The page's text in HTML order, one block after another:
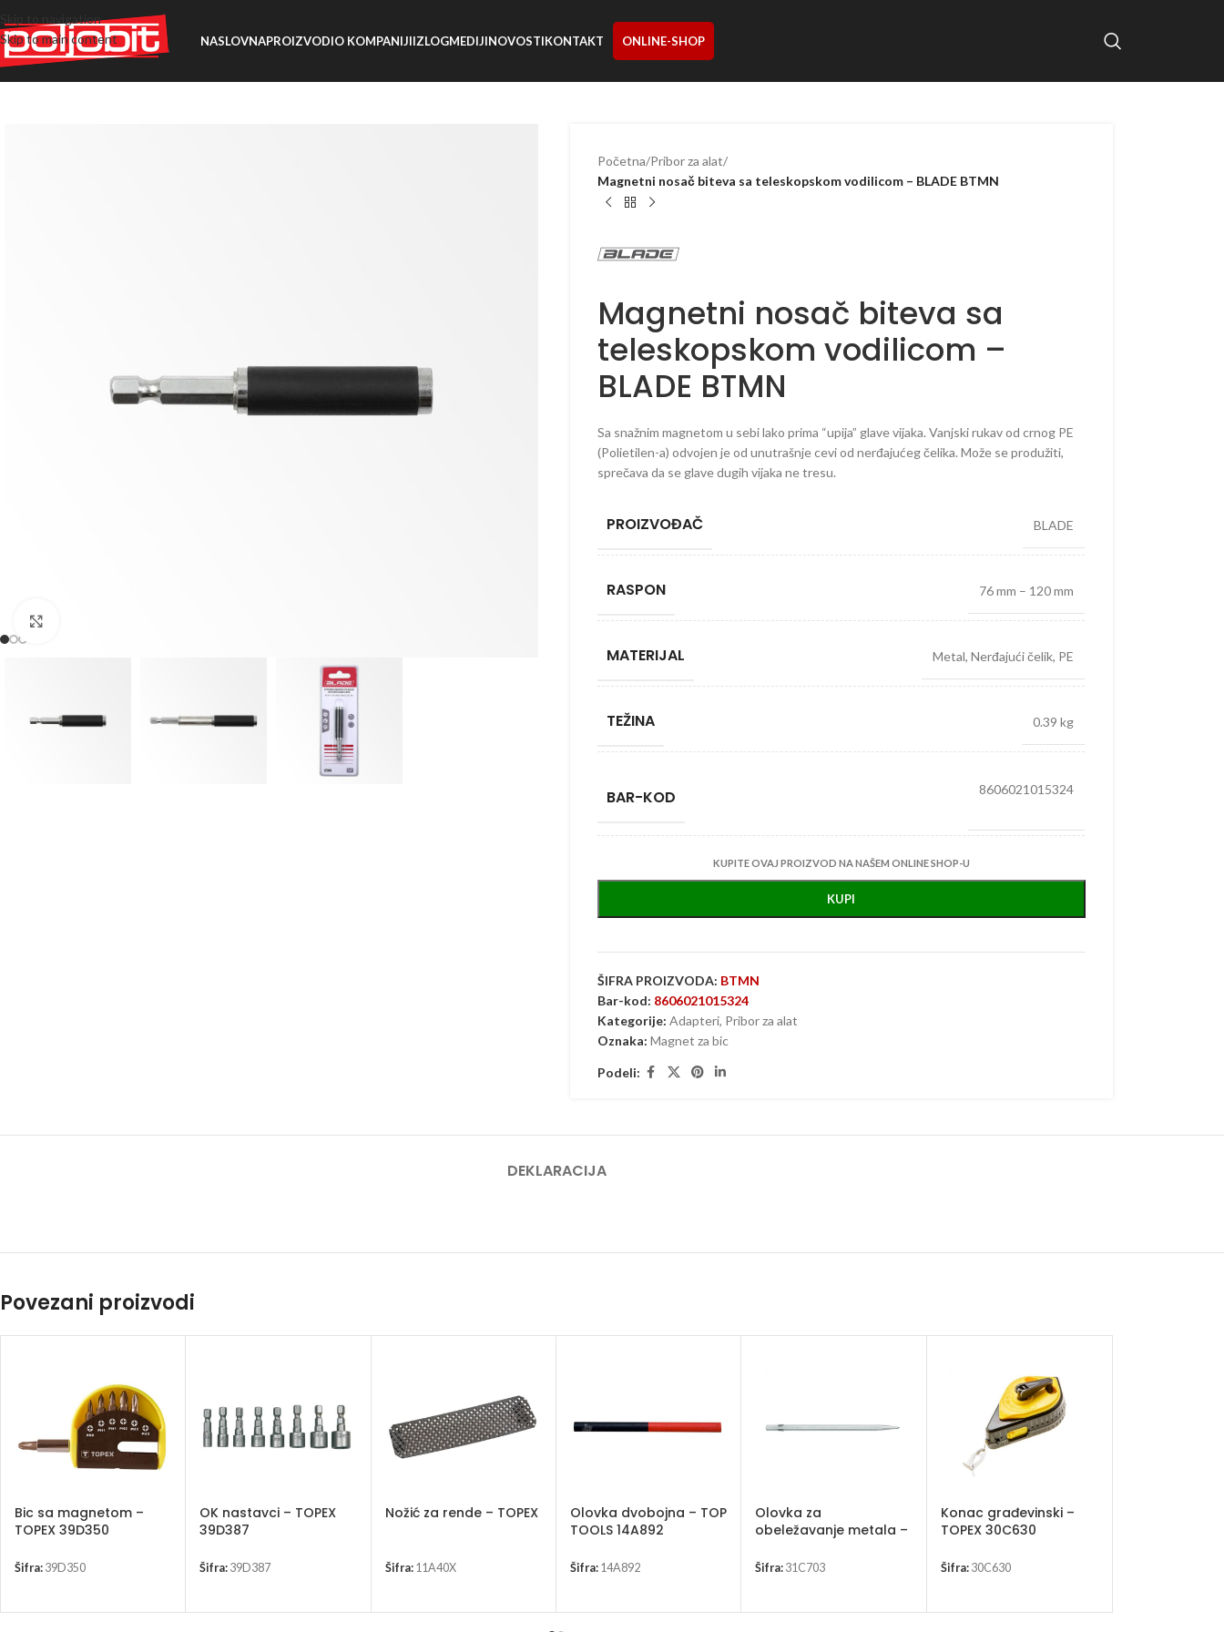
Skip to navigation
Skip to main content
NASLOVNAPROIZVODIO KOMPANIJIIZLOGMEDIJINOVOSTIKONTAKT ONLINE-SHOP
Početna/Pribor za alat/
Magnetni nosač biteva sa teleskopskom vodilicom – BLADE BTMN
Magnetni nosač biteva sa
teleskopskom vodilicom –
BLADE BTMN
Sa snažnim magnetom u sebi lako prima “upija” glave vijaka. Vanjski rukav od crnog PE
(Polietilen-a) odvojen je od unutrašnje cevi od nerđajućeg čelika. Može se produžiti,
sprečava da se glave dugih vijaka ne tresu.
PROIZVOĐAČ BLADE
RASPON 76 mm – 120 mm
MATERIJAL Metal, Nerđajući čelik, PE
TEŽINA 0.39 kg
BAR-KOD 8606021015324
KUPITE OVAJ PROIZVOD NA NAŠEM ONLINE SHOP-U
KUPI
ŠIFRA PROIZVODA: BTMN
Bar-kod: 8606021015324
Kategorije: Adapteri, Pribor za alat
Oznaka: Magnet za bic
Podeli:
DEKLARACIJA
Povezani proizvodi
Bic sa magnetom –
TOPEX 39D350
Šifra: 39D350
OK nastavci – TOPEX
39D387
Šifra: 39D387
Nožić za rende – TOPEX
Šifra: 11A40X
Olovka dvobojna – TOP
TOOLS 14A892
Šifra: 14A892
Olovka za
obeležavanje metala –
Šifra: 31C703
Konac građevinski –
TOPEX 30C630
Šifra: 30C630